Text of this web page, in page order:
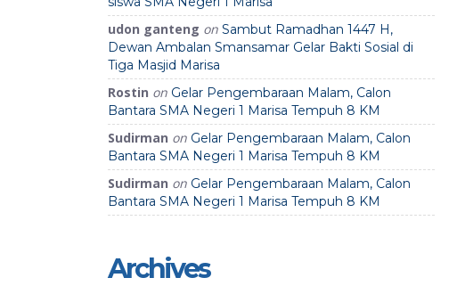
udon ganteng on Sambut Ramadhan 1447 H,
Dewan Ambalan Smansamar Gelar Bakti Sosial di
Tiga Masjid Marisa
Rostin on Gelar Pengembaraan Malam, Calon
Bantara SMA Negeri 1 Marisa Tempuh 8 KM
Sudirman on Gelar Pengembaraan Malam, Calon
Bantara SMA Negeri 1 Marisa Tempuh 8 KM
Sudirman on Gelar Pengembaraan Malam, Calon
Bantara SMA Negeri 1 Marisa Tempuh 8 KM
Archives